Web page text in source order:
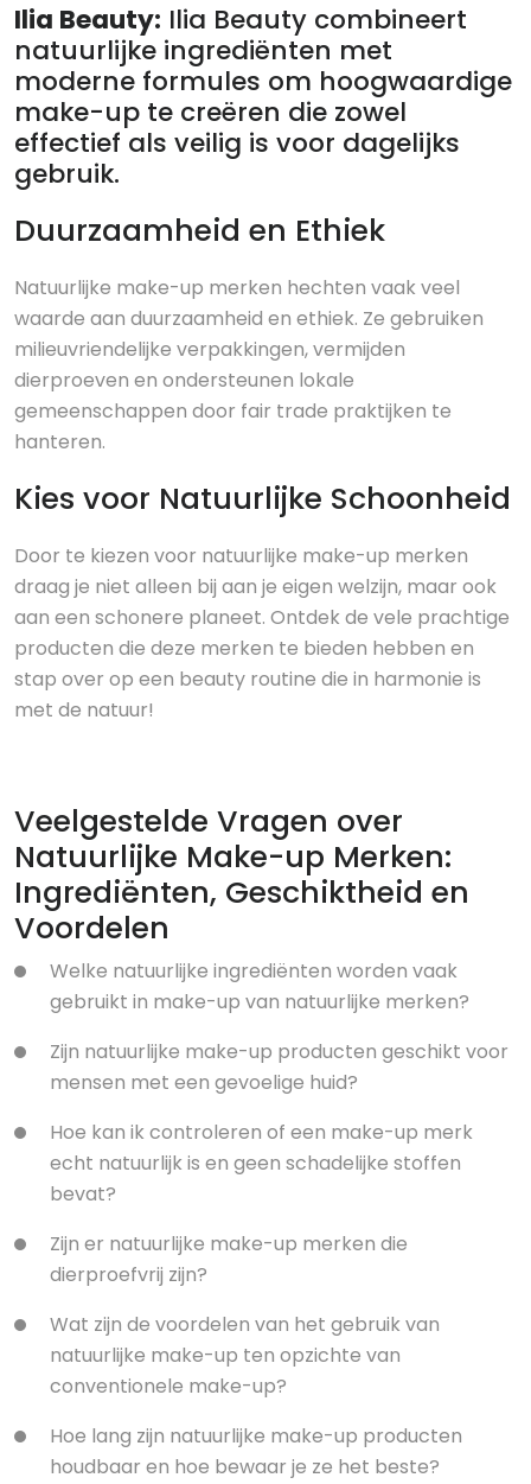
Ilia Beauty: Ilia Beauty combineert
natuurlijke ingrediënten met
moderne formules om hoogwaardige
make-up te creëren die zowel
effectief als veilig is voor dagelijks
gebruik.
Duurzaamheid en Ethiek
Natuurlijke make-up merken hechten vaak veel
waarde aan duurzaamheid en ethiek. Ze gebruiken
milieuvriendelijke verpakkingen, vermijden
dierproeven en ondersteunen lokale
gemeenschappen door fair trade praktijken te
hanteren.
Kies voor Natuurlijke Schoonheid
Door te kiezen voor natuurlijke make-up merken
draag je niet alleen bij aan je eigen welzijn, maar ook
aan een schonere planeet. Ontdek de vele prachtige
producten die deze merken te bieden hebben en
stap over op een beauty routine die in harmonie is
met de natuur!
Veelgestelde Vragen over
Natuurlijke Make-up Merken:
Ingrediënten, Geschiktheid en
Voordelen
Welke natuurlijke ingrediënten worden vaak
gebruikt in make-up van natuurlijke merken?
Zijn natuurlijke make-up producten geschikt voor
mensen met een gevoelige huid?
Hoe kan ik controleren of een make-up merk
echt natuurlijk is en geen schadelijke stoffen
bevat?
Zijn er natuurlijke make-up merken die
dierproefvrij zijn?
Wat zijn de voordelen van het gebruik van
natuurlijke make-up ten opzichte van
conventionele make-up?
Hoe lang zijn natuurlijke make-up producten
houdbaar en hoe bewaar je ze het beste?